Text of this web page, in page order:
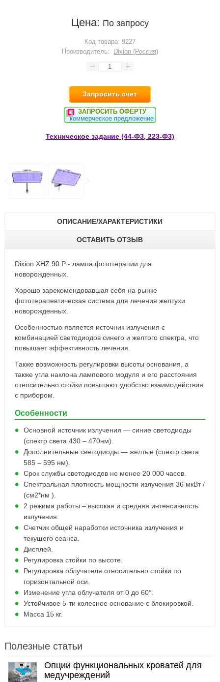
Цена: По запросу
Код товара: 9227
Производитель:
Dixion (Россия)
Запросить счет
ЗАПРОСИТЬ ОФЕРТУ
коммерческое предложение
Техническое задание (44-Ф3, 223-Ф3)
ОПИСАНИЕ/ХАРАКТЕРИСТИКИ
ОСТАВИТЬ ОТЗЫВ
Dixion XHZ 90 P - лампа фототерапии для
новорожденных.
Хорошо зарекомендовавшая себя на рынке
фототерапевтическая система для лечения желтухи
новорожденных.
Особенностью является источник излучения с
комбинацией светодиодов синего и желтого спектра, что
повышает эффективность лечения.
Также возможность регулировки высоты основания, а
также угла наклона лампового модуля и его расстояния
относительно стойки повышают удобство взаимодействия
с прибором.
Особенности
Основной источник излучения — синие светодиоды
(спектр света 430 – 470нм).
Дополнительные светодиоды — желтые (спектр света
585 – 595 нм).
Срок службы светодиодов не менее 20 000 часов.
Спектральная плотность мощности излучения 36 мкВт /
(см2*нм ).
2 режима работы – высокая и средняя интенсивность
излучения.
Счетчик общей наработки источника излучения и
текущего сеанса.
Дисплей.
Регулировка стойки по высоте.
Регулировка облучателя относительно стойки по
горизонтальной оси.
Изменение угла облучателя от 0 до 60°.
Устойчивое 5-ти колесное основание с блокировкой.
Масса 15 кг.
Полезные статьи
Опции функциональных кроватей для
медучреждений